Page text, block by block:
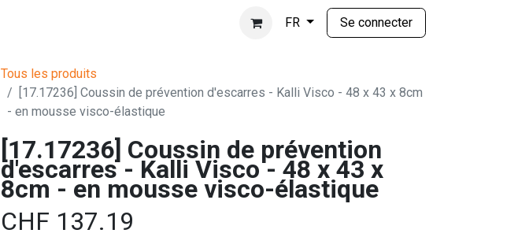
FR Se connecter
Tous les produits
[17.17236] Coussin de prévention d'escarres - Kalli Visco - 48 x 43 x 8cm
- en mousse visco-élastique
[17.17236] Coussin de prévention
d'escarres - Kalli Visco - 48 x 43 x
8cm - en mousse visco-élastique
CHF 137.19